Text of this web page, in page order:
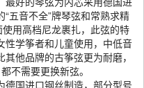
五音不全”牌琴弦和常熟求精
用高档尼龙裹扎，此弦的特
性学筝者和儿童使用，中低音
他品牌的古筝弦更为耐磨，
不需要更换新弦。
国进口钢丝制造，部分型号